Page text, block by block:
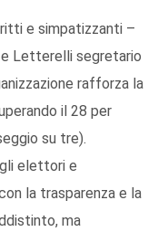
e simpatizzanti –
e Letterelli segretario
rafforza la
il 28 per
su tre).
gli elettori e
la trasparenza e la
ma